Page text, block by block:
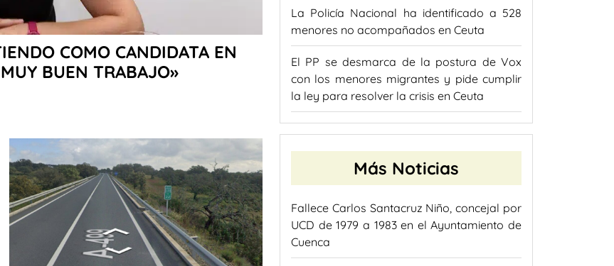
COMO CANDIDATA EN
BUEN TRABAJO»
La Policía Nacional ha identificado a 528
menores no acompañados en Ceuta
El PP se desmarca de la postura de Vox
con los menores migrantes y pide cumplir
la ley para resolver la crisis en Ceuta
Más Noticias
Fallece Carlos Santacruz Niño, concejal por
UCD de 1979 a 1983 en el Ayuntamiento de
Cuenca